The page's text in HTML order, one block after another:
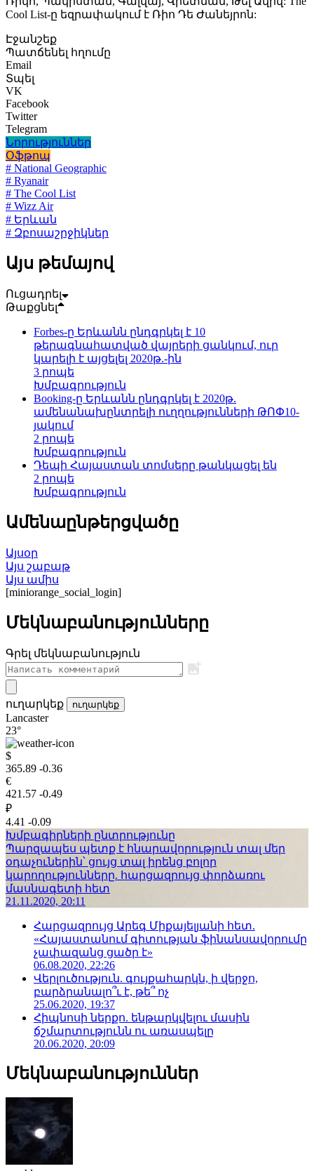
Cool List-ը եզրափակում է Ռիո Դե Ժանեյրոն:
Էջանշեք
Պատճենել հղումը
Email
Տպել
VK
Facebook
Twitter
Telegram
Նորություններ
Օֆթոպ
# National Geographic
# Ryanair
# The Cool List
# Wizz Air
# Երևան
# Զբոսաշրջիկներ
Այս թեմայով
Ուցադրել
Թաքցնել
Forbes-ը Երևանն ընդգրկել է 10
թերագնահատված վայրերի ցանկում, ուր
կարելի է այցելել 2020թ.-ին
3 րոպե
Խմբագրություն
Booking-ը Երևանն ընդգրկել է 2020թ.
ամենանախընտրելի ուղղությունների ԹՈՓ10-
յակում
2 րոպե
Խմբագրություն
Դեպի Հայաստան տոմսերը թանկացել են
2 րոպե
Խմբագրություն
Ամենաընթերցվածը
Այսօր
Այս շաբաթ
Այս ամիս
[miniorange_social_login]
Մեկնաբանությունները
Գրել մեկնաբանություն
ուղարկեք ուղարկեք
Lancaster
23°
$
365.89 -0.36
€
421.57 -0.49
₽
4.41 -0.09
Խմբագիրների ընտրությունը
Պարզապես պետք է հնարավորություն տալ մեր
օդաչուներին՝ ցույց տալ իրենց բոլոր
կարողությունները. հարցազրույց փորձառու
մասնագետի հետ
21.11.2020, 20:11
Հարցազրույց Արեգ Միքայելյանի հետ.
«Հայաստանում գիտության ֆինանսավորումը
չափազանց ցածր է»
06.08.2020, 22:26
Վերլուծություն. գույքահարկն, ի վերջո,
բարձրանալո՞ւ է, թե՞ ոչ
25.06.2020, 19:37
Հիպնոսի ներքո. ենթարկվելու մասին
ճշմարտությունն ու առասպելը
20.06.2020, 20:09
Մեկնաբանություններ